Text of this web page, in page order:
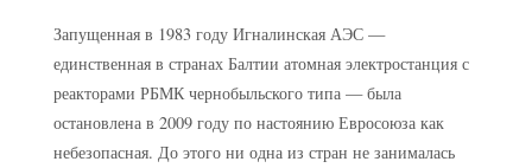
Запущенная в 1983 году Игналинская АЭС —
единственная в странах Балтии атомная электростанция с
реакторами РБМК чернобыльского типа — была
остановлена в 2009 году по настоянию Евросоюза как
небезопасная. До этого ни одна из стран не занималась